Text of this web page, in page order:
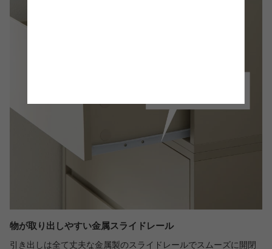
物が取り出しやすい金属スライドレール
引き出しは全て丈夫な金属製のスライドレールでスムーズに開閉